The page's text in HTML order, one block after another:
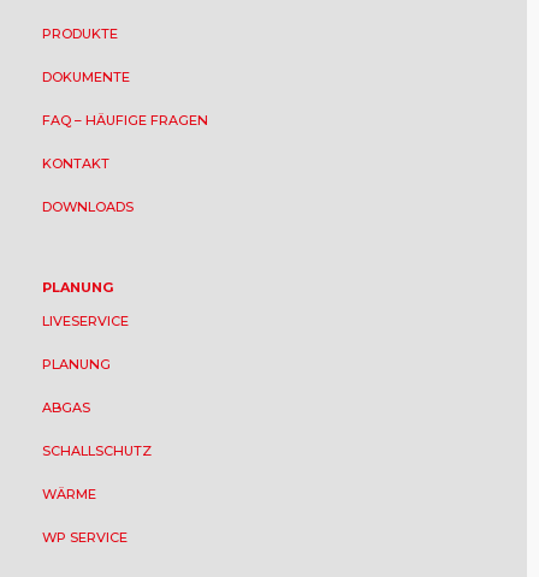
PRODUKTE
DOKUMENTE
FAQ – HÄUFIGE FRAGEN
KONTAKT
DOWNLOADS
PLANUNG
LIVESERVICE
PLANUNG
ABGAS
SCHALLSCHUTZ
WÄRME
WP SERVICE